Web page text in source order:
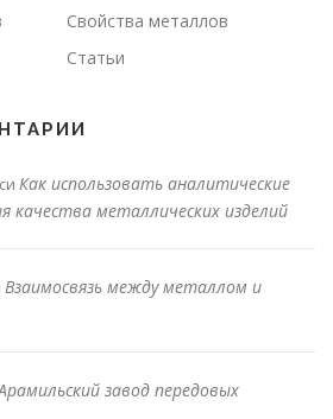
Свойства металлов
Статьи
Как использовать аналитические
металлических изделий
Взаимосвязь между металлом и
завод передовых